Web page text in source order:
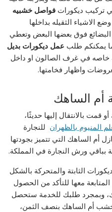
تركيب ديكوراتفواصل خشبيه
الاشياء الثقيله بداخلها
فوق بعضها البعض وتعطي
يمكنكم طلب عمل ديكورات بديل
خاصه في غرف الصالون او داخل
واظهار فخامتها.
أم الساهك
بالانتقال إليها حديثًا،
المنيوم بالظهران للنجارة
أم الساهك التي تتميز بجودتها
بباقي ورش النجارة في المملكة.
الثابتة والمتحركة بالشكل
معها للتأكد من الحصول
وبمجرد طلبك للخدمة ستحصل
أم الساهك بنصف الثمن،